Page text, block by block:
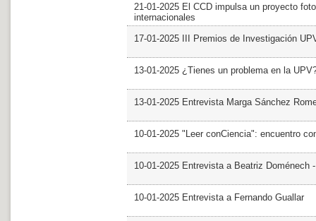
21-01-2025 El CCD impulsa un proyecto
internacionales
17-01-2025 III Premios de Investigación
13-01-2025 ¿Tienes un problema en la
13-01-2025 Entrevista Marga Sánchez
10-01-2025 "Leer conCiencia": encuentro
10-01-2025 Entrevista a Beatriz Doménech
10-01-2025 Entrevista a Fernando Guallar